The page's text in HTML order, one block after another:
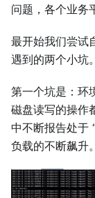
问题，各个业务
最开始我们尝试
遇到的两个小坑。
第一个坑是：环
磁盘读写的操作
中不断报告处于
负载的不断飙升。